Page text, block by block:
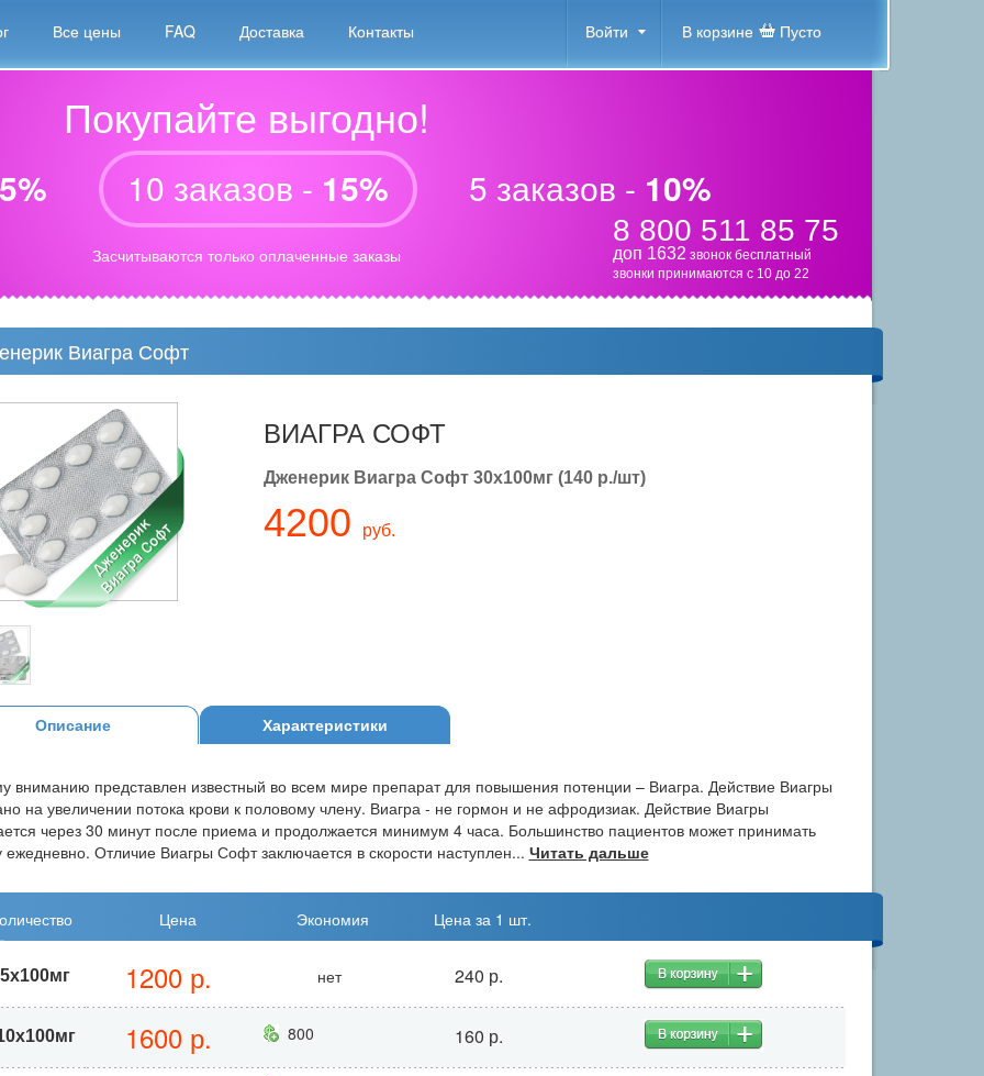
Все цены FAQ Доставка Контакты В корзине Пусто
Войти
Покупайте выгодно!
10 заказов - 15% 5 заказов - 10%
Засчитываются только оплаченные заказы
8 800 511 85 75
доп 1632 звонок бесплатный
звонки принимаются с 10 до 22
Виагра Софт
ВИАГРА СОФТ
Дженерик Виагра Софт 30х100мг (140 р./шт)
4200 руб.
Описание Характеристики
вниманию представлен известный во всем мире препарат для повышения потенции – Виагра. Действие Виагры
на увеличении потока крови к половому члену. Виагра - не гормон и не афродизиак. Действие Виагры
через 30 минут после приема и продолжается минимум 4 часа. Большинство пациентов может принимать
ежедневно. Отличие Виагры Софт заключается в скорости наступлен... Читать дальше
Цена Экономия Цена за 1 шт.
5х100мг 1200 р. нет 240 р.
1600 р. 800 160 р.